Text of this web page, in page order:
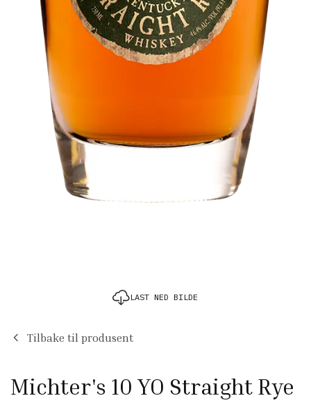
Tilbake til produsent
Michter's 10 YO Straight Rye
LAST NED BILDE